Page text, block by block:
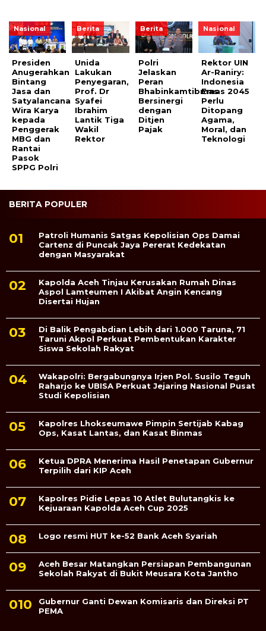
Nasional
Presiden
Anugerahkan
Bintang
Jasa dan
Satyalancana
Wira Karya
kepada
Penggerak
MBG dan
Rantai
Pasok
SPPG Polri
Berita
Unida
Lakukan
Penyegaran,
Prof. Dr
Syafei
Ibrahim
Lantik Tiga
Wakil
Rektor
Berita
Polri
Jelaskan
Peran
Bhabinkamtibmas
Bersinergi
dengan
Ditjen
Pajak
Nasional
Rektor UIN
Ar-Raniry:
Indonesia
Emas 2045
Perlu
Ditopang
Agama,
Moral, dan
Teknologi
BERITA POPULER
Patroli Humanis Satgas Kepolisian Ops Damai
Cartenz di Puncak Jaya Pererat Kedekatan
dengan Masyarakat
Kapolda Aceh Tinjau Kerusakan Rumah Dinas
Aspol Lamteumen I Akibat Angin Kencang
Disertai Hujan
Di Balik Pengabdian Lebih dari 1.000 Taruna, 71
Taruni Akpol Perkuat Pembentukan Karakter
Siswa Sekolah Rakyat
Wakapolri: Bergabungnya Irjen Pol. Susilo Teguh
Raharjo ke UBISA Perkuat Jejaring Nasional Pusat
Studi Kepolisian
Kapolres Lhokseumawe Pimpin Sertijab Kabag
Ops, Kasat Lantas, dan Kasat Binmas
Ketua DPRA Menerima Hasil Penetapan Gubernur
Terpilih dari KIP Aceh
Kapolres Pidie Lepas 10 Atlet Bulutangkis ke
Kejuaraan Kapolda Aceh Cup 2025
Logo resmi HUT ke-52 Bank Aceh Syariah
Aceh Besar Matangkan Persiapan Pembangunan
Sekolah Rakyat di Bukit Meusara Kota Jantho
Gubernur Ganti Dewan Komisaris dan Direksi PT
PEMA